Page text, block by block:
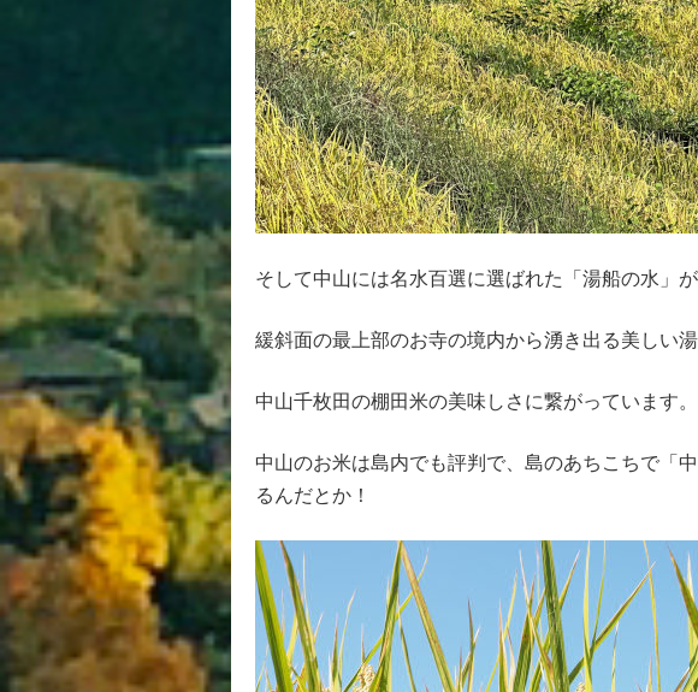
そして中山には名水百選に選ばれた「湯船の水」が
緩斜面の最上部のお寺の境内から湧き出る美しい
中山千枚田の棚田米の美味しさに繋がっています。
中山のお米は島内でも評判で、島のあちこちで「
るんだとか！